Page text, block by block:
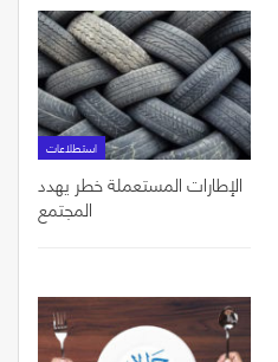
استطلاعات
الإطارات المستعملة خطر يهدد
المجتمع